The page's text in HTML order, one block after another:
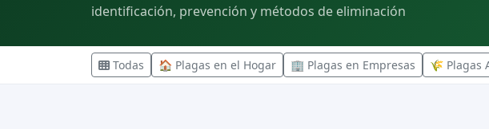
identificación, prevención y métodos de eliminación
Todas 🏠 Plagas en el Hogar 🏢 Plagas en Empresas 🌾 Plagas